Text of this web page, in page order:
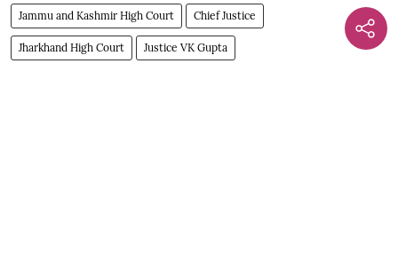
Jammu and Kashmir High Court Chief Justice
Jharkhand High Court Justice VK Gupta